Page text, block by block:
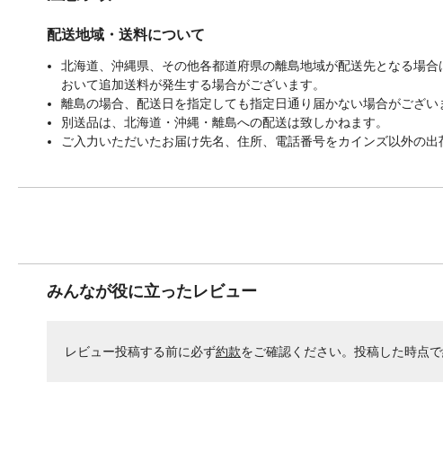
配送地域・送料について
北海道、沖縄県、その他各都道府県の離島地域が配送先となる場
おいて追加送料が発生する場合がございます。
離島の場合、配送日を指定しても指定日通り届かない場合がござい
別送品は、北海道・沖縄・離島への配送は致しかねます。
ご入力いただいたお届け先名、住所、電話番号をカインズ以外の
みんなが役に立ったレビュー
レビュー投稿する前に必ず約款をご確認ください。投稿した時点